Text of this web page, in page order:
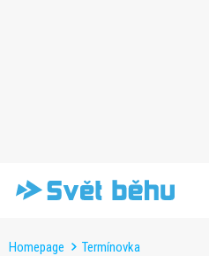
Homepage Termínovka